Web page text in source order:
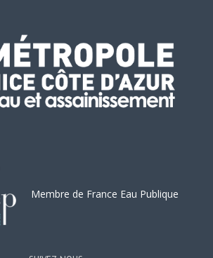
Membre de France Eau Publique